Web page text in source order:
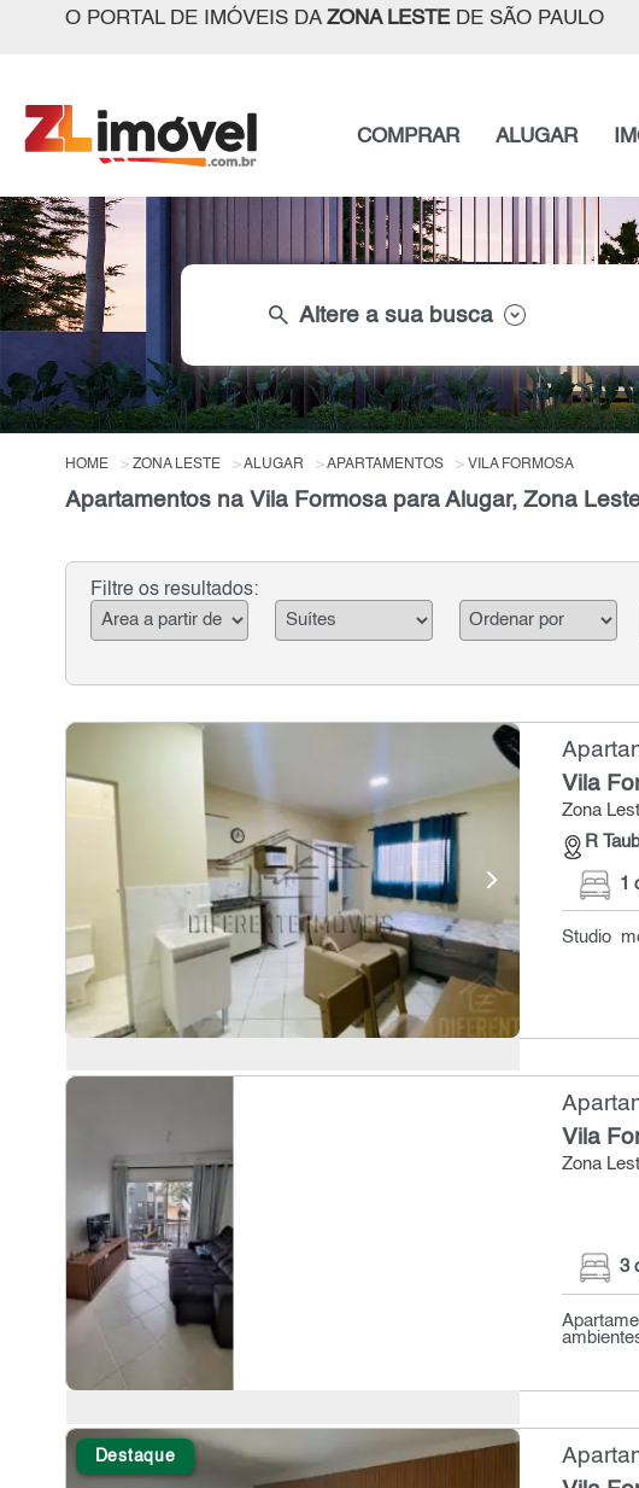
O PORTAL DE IMÓVEIS DA ZONA LESTEDE SÃO PAULO
COMPRAR ALUGAR
search Altere a sua busca
HOME ZONA LESTE ALUGAR APARTAMENTOS VILA FORMOSA
Apartamentos na Vila Formosa para Alugar, Zona
Filtre os resultados:
Vila
Zona
R
1
Studio
Vila
Zona
3
Destaque